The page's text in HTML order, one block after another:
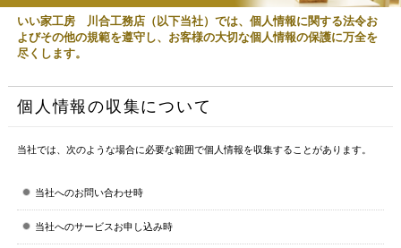
いい家工房 川合工務店（以下当社）では、個人情報に関する法令お
よびその他の規範を遵守し、お客様の大切な個人情報の保護に万全を
尽くします。
個人情報の収集について
当社では、次のような場合に必要な範囲で個人情報を収集することがあります。
当社へのお問い合わせ時
当社へのサービスお申し込み時